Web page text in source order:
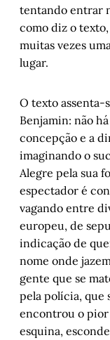
tentando entrar
como diz o texto,
muitas vezes
lugar.
O texto assenta-
Benjamin: não
concepção e a
imaginando o
Alegre pela sua
espectador é
vagando entre
europeu, de
indicação de
nome onde
gente que se
pela polícia, que
encontrou o pior
esquina,